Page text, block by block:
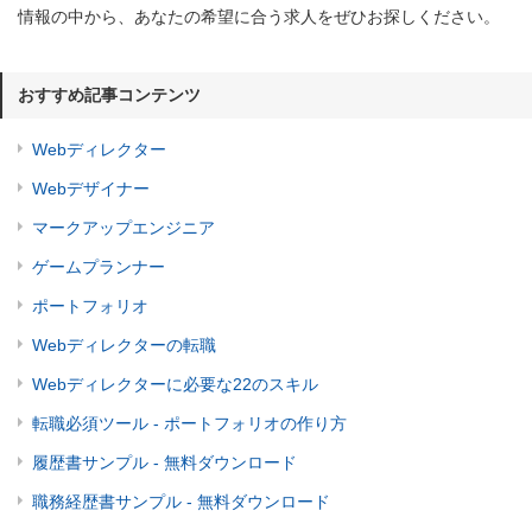
情報の中から、あなたの希望に合う求人をぜひお探しください。
おすすめ記事コンテンツ
Webディレクター
Webデザイナー
マークアップエンジニア
ゲームプランナー
ポートフォリオ
Webディレクターの転職
Webディレクターに必要な22のスキル
転職必須ツール - ポートフォリオの作り方
履歴書サンプル - 無料ダウンロード
職務経歴書サンプル - 無料ダウンロード